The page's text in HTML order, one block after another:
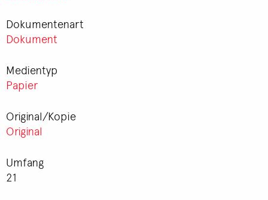
Dokumentenart
Dokument
Medientyp
Papier
Original/Kopie
Original
Umfang
21